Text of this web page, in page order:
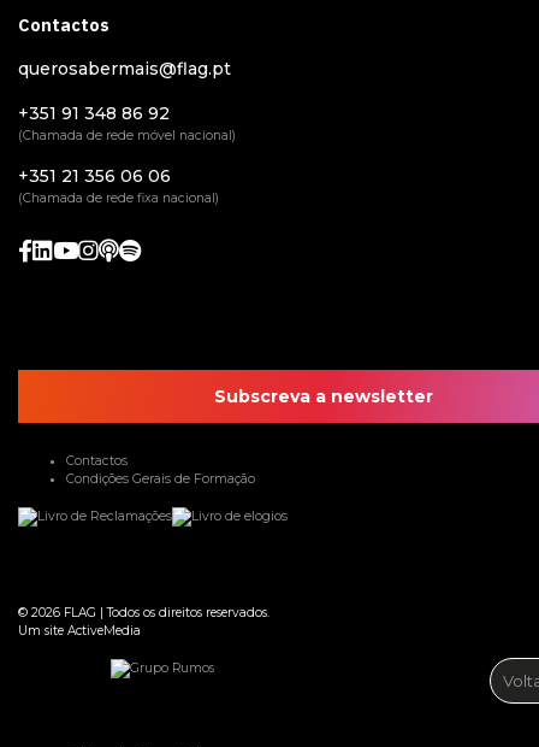
Contactos
querosabermais@flag.pt
+351 91 348 86 92
(Chamada de rede móvel nacional)
+351 21 356 06 06
(Chamada de rede fixa nacional)
Subscreva a newsletter
Contactos
Condições Gerais de Formação
© 2026 FLAG |Todos os direitos reservados.
Um site ActiveMedia